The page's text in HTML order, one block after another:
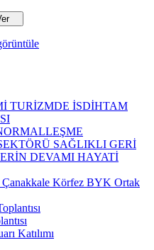
TURİZMDE İSDİHTAM
SAĞLIKLI GERİ
DEVAMI HAYATİ
Körfez BYK Ortak
Katılımı